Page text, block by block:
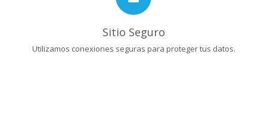
Sitio Seguro
Utilizamos conexiones seguras para proteger tus datos.